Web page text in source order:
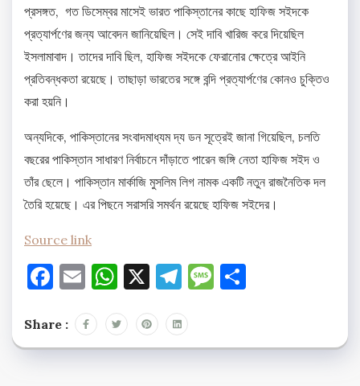
প্রসঙ্গত, গত ডিসেম্বর মাসেই ভারত পাকিস্তানের কাছে হাফিজ সইদকে
প্রত্যার্পণের জন্য আবেদন জানিয়েছিল। সেই দাবি খারিজ করে দিয়েছিল
ইসলামাবাদ। তাদের দাবি ছিল, হাফিজ সইদকে ফেরানোর ক্ষেত্রে আইনি
প্রতিবন্ধকতা রয়েছে। তাছাড়া ভারতের সঙ্গে বন্দি প্রত্যার্পণের কোনও চুক্তিও
করা হয়নি।
অন্যদিকে, পাকিস্তানের সংবাদমাধ্যম দ্য ডন সূত্রেই জানা গিয়েছিল, চলতি
বছরের পাকিস্তান সাধারণ নির্বাচনে দাঁড়াতে পারেন জঙ্গি নেতা হাফিজ সইদ ও
তাঁর ছেলে। পাকিস্তান মার্কাজি মুসলিম লিগ নামক একটি নতুন রাজনৈতিক দল
তৈরি হয়েছে। এর পিছনে সরাসরি সমর্থন রয়েছে হাফিজ সইদের।
Source link
Facebook
EmailWhatsApp
X Telegram
Message
Share :